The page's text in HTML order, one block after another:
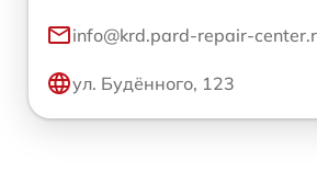
info@krd.pard-repair-
ул. Будённого, 123